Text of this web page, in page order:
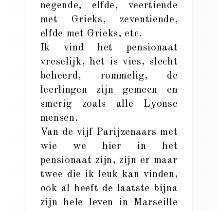
negende, elfde, veertiende
met Grieks, zeventiende,
elfde met Grieks, etc.
Ik vind het pensionaat
vreselijk, het is vies, slecht
beheerd, rommelig, de
leerlingen zijn gemeen en
smerig zoals alle Lyonse
mensen.
Van de vijf Parijzenaars met
wie we hier in het
pensionaat zijn, zijn er maar
twee die ik leuk kan vinden,
ook al heeft de laatste bijna
zijn hele leven in Marseille